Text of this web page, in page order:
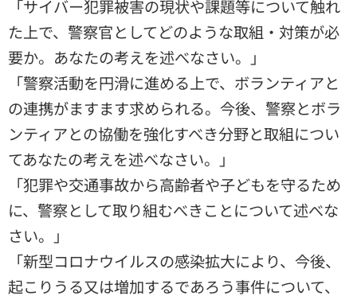
「サイバー犯罪被害の現状や課題等について触れ
た上で、警察官としてどのような取組・対策が必
要か。あなたの考えを述べなさい。」
「警察活動を円滑に進める上で、ボランティアと
の連携がますます求められる。今後、警察とボラ
ンティアとの協働を強化すべき分野と取組につい
てあなたの考えを述べなさい。」
「犯罪や交通事故から高齢者や子どもを守るため
に、警察として取り組むべきことについて述べな
さい。」
「新型コロナウイルスの感染拡大により、今後、
起こりうる又は増加するであろう事件について、